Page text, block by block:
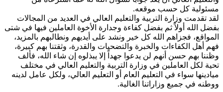
كل حسب موقعه.
تقدمت وزارة التربية والتعليم العالي في العديد من المجالات
الله أولاً ثم بفضل كفاءة وجدارة الأخوة العاملين فيها في شتى
فجزاهم الله كل خير ونشد على أيديهم ونطالبهم بالمزيد،
أهل الكفاءات والخبرة والتضحيات والقدرة، وثقتنا بهم كبيرة،
بهم حسن أنهم لن يدعوا جهداً إلا يبذلوه إن شاء الله، فألف
لكل العاملين في وزارة التربية والتعليم العالي في مختلف
سواء في التعليم العام أو التعليم العالي، ولكل عامل لدينه
في جميع وزاراتنا الغالية.